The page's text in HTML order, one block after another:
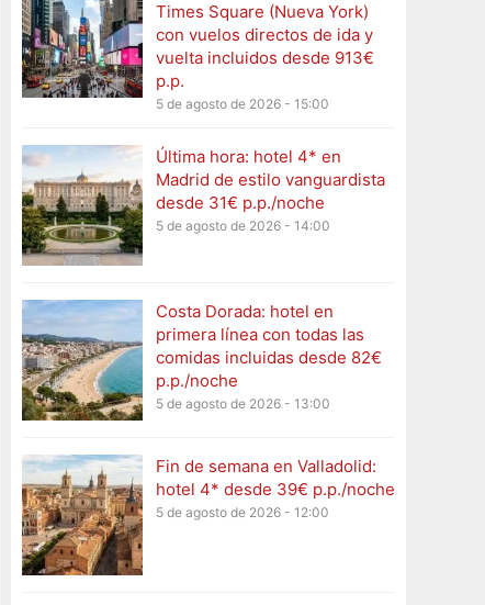
Times Square (Nueva York)
con vuelos directos de ida y
vuelta incluidos desde 913€
p.p.
5 de agosto de 2026 - 15:00
Última hora: hotel 4* en
Madrid de estilo vanguardista
desde 31€ p.p./noche
5 de agosto de 2026 - 14:00
Costa Dorada: hotel en
primera línea con todas las
comidas incluidas desde 82€
p.p./noche
5 de agosto de 2026 - 13:00
Fin de semana en Valladolid:
hotel 4* desde 39€ p.p./noche
5 de agosto de 2026 - 12:00